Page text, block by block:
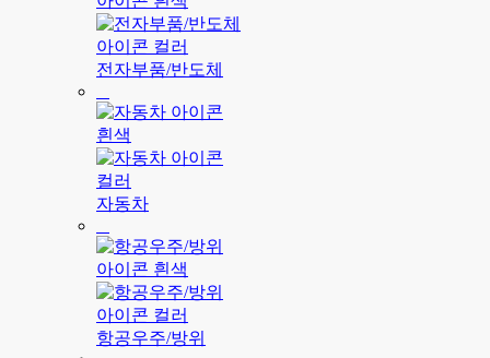
전자부품/반도체
자동차
항공우주/방위